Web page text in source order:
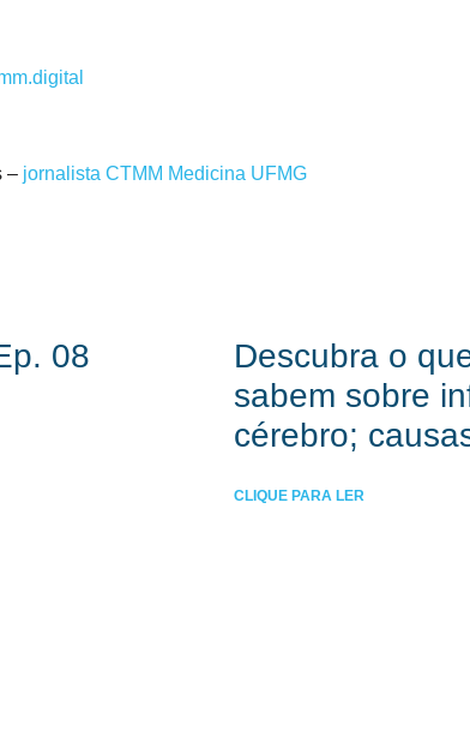
– jornalista CTMM Medicina UFMG
08
Descubra o
sabem sobre
cérebro;
CLIQUE PARA LER